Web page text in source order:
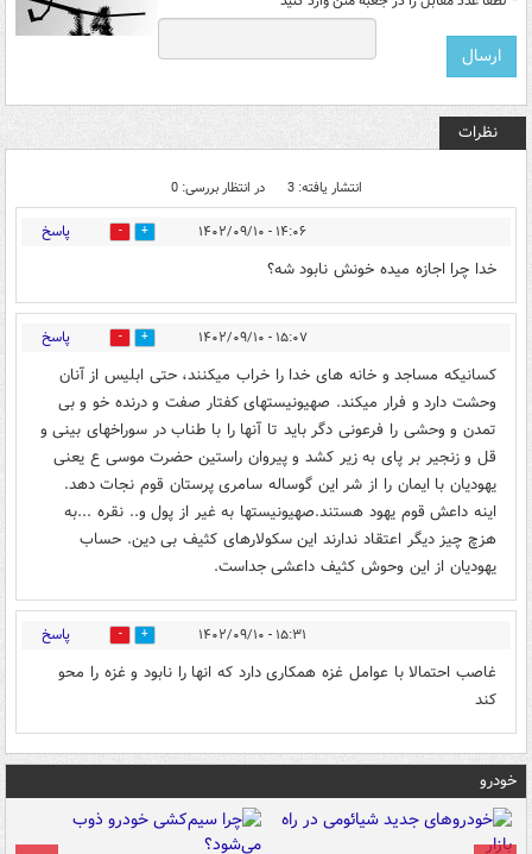
نظرات
انتشار یافته: 3 در انتظار بررسی: 0
۱۴:۰۶ - ۱۴۰۲/۰۹/۱۰ 4 پاسخ
خدا چرا اجازه میده خونش نابود شه؟
۱۵:۰۷ - ۱۴۰۲/۰۹/۱۰ 1 پاسخ
کسانیکه مساجد و خانه های خدا را خراب میکنند، حتی ابلیس از آنان
وحشت دارد و فرار میکند. صهیونیستهای کفتار صفت و درنده خو و بی
تمدن و وحشی را فرعونی دگر باید تا آنها را با طناب در سوراخهای بینی و
قل و زنجیر بر پای به زیر کشد و پیروان راستین حضرت موسی ع یعنی
یهودیان با ایمان را از شر این گوساله سامری پرستان قوم نجات دهد.
اینه داعش قوم یهود هستند.صهیونیستها به غیر از پول و..‌ نقره ...به
هزچ چیز دیگر اعتقاد ندارند این سکولارهای کثیف بی دین. حساب
یهودیان از این وحوش کثیف داعشی جداست.
۱۵:۳۱ - ۱۴۰۲/۰۹/۱۰ 0 پاسخ
غاصب احتمالا با عوامل غزه همکاری دارد که انها را نابود و غزه را محو
کند
خودرو